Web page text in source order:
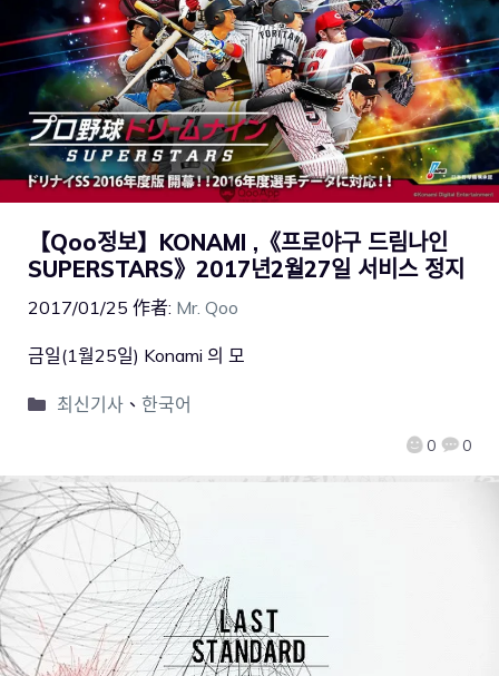
【Qoo정보】KONAMI ,《프로야구 드림나인
SUPERSTARS》2017년2월27일 서비스 정지
2017/01/25 作者: Mr. Qoo
0 0
금일(1월25일) Konami 의 모
최신기사、 한국어